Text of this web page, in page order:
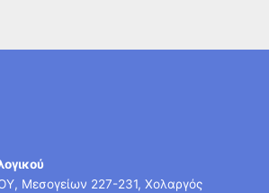
Μεσογείων 227-231, Χολαργός